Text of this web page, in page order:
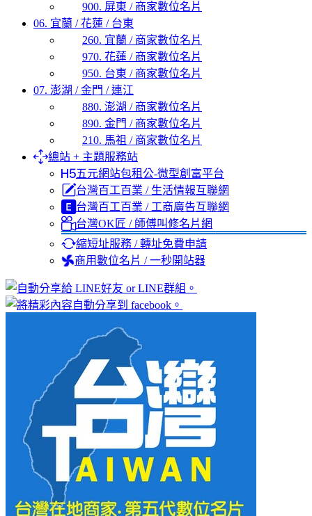
900. 屏東 / 商家數位名片
06. 宜蘭 / 花蓮 / 台東
260. 宜蘭 / 商家數位名片
970. 花蓮 / 商家數位名片
950. 台東 / 商家數位名片
07. 澎湖 / 金門 / 連江
880. 澎湖 / 商家數位名片
890. 金門 / 商家數位名片
210. 馬祖 / 商家數位名片
總站 + 主題服務站
五元網站包租公-微型創富平台
台灣百工百業 / 生活情報互聯網
台灣百工百業 / 工商廣告互聯網
台灣OK匠 / 師傅叫修名片網
縮短址服務 / 轉址免費申請
商用數位名片 / 一秒開站器